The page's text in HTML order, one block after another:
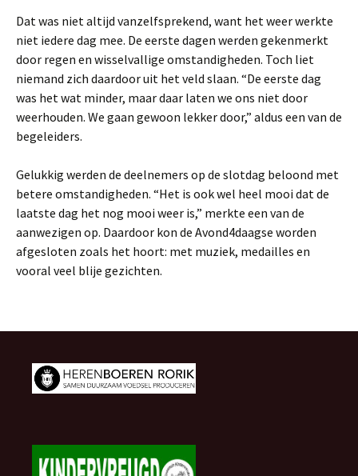
Dat was niet altijd vanzelfsprekend, want het weer werkte
niet iedere dag mee. De eerste dagen werden gekenmerkt
door regen en wisselvallige omstandigheden. Toch liet
niemand zich daardoor uit het veld slaan. “De eerste dag
was het wat minder, maar daar laten we ons niet door
weerhouden. We gaan gewoon lekker door,” aldus een van de
begeleiders.
Gelukkig werden de deelnemers op de slotdag beloond met
betere omstandigheden. “Het is ook wel heel mooi dat de
laatste dag het nog mooi weer is,” merkte een van de
aanwezigen op. Daardoor kon de Avond4daagse worden
afgesloten zoals het hoort: met muziek, medailles en
vooral veel blije gezichten.